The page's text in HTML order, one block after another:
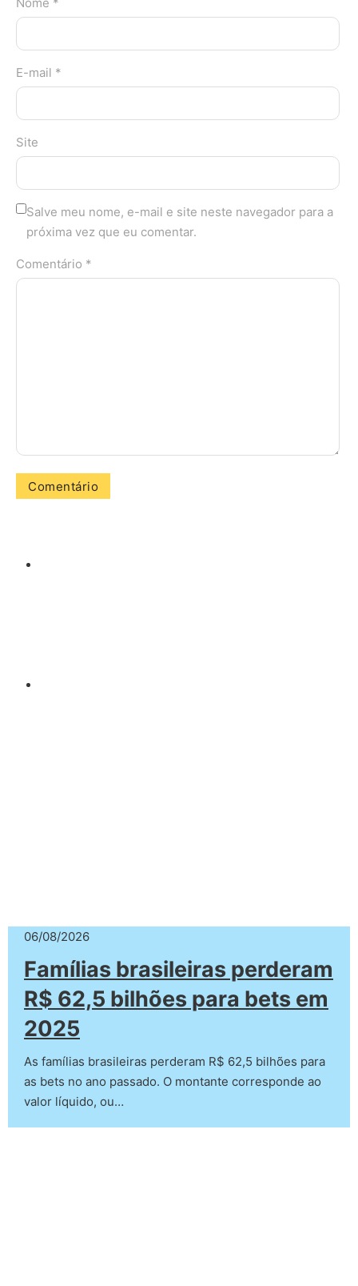
E-mail *
Site
Salve meu nome, e-mail e site neste navegador para a
próxima vez que eu comentar.
Comentário *
06/08/2026
Famílias brasileiras perderam
R$ 62,5 bilhões para bets em
2025
As famílias brasileiras perderam R$ 62,5 bilhões para
as bets no ano passado. O montante corresponde ao
valor líquido, ou…